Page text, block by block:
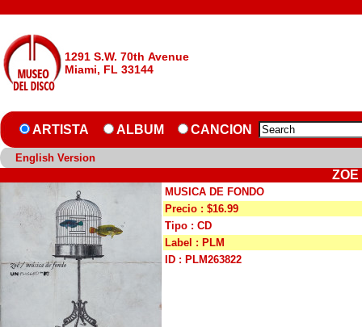
1291 S.W. 70th Avenue
Miami, FL 33144
ARTISTA ALBUM CANCION
English Version
ZOE
MUSICA DE FONDO
Precio : $16.99
Tipo : CD
Label : PLM
ID : PLM263822